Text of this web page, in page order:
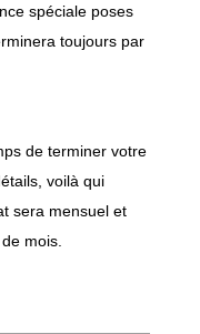
spéciale poses
toujours par
de terminer votre
voilà qui
sera mensuel et
mois.